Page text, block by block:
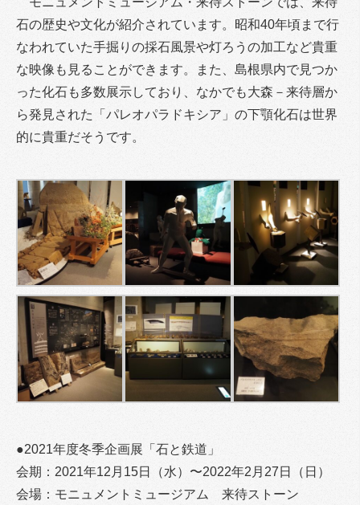
石の歴史や文化が紹介されています。昭和40年頃まで行
なわれていた手掘りの採石風景や灯ろうの加工など貴重
な映像も見ることができます。また、島根県内で見つか
った化石も多数展示しており、なかでも大森－来待層か
ら発見された「パレオパラドキシア」の下顎化石は世界
的に貴重だそうです。
●2021年度冬季企画展「石と鉄道」
会期：2021年12月15日（水）〜2022年2月27日（日）
会場：モニュメントミュージアム 来待ストーン